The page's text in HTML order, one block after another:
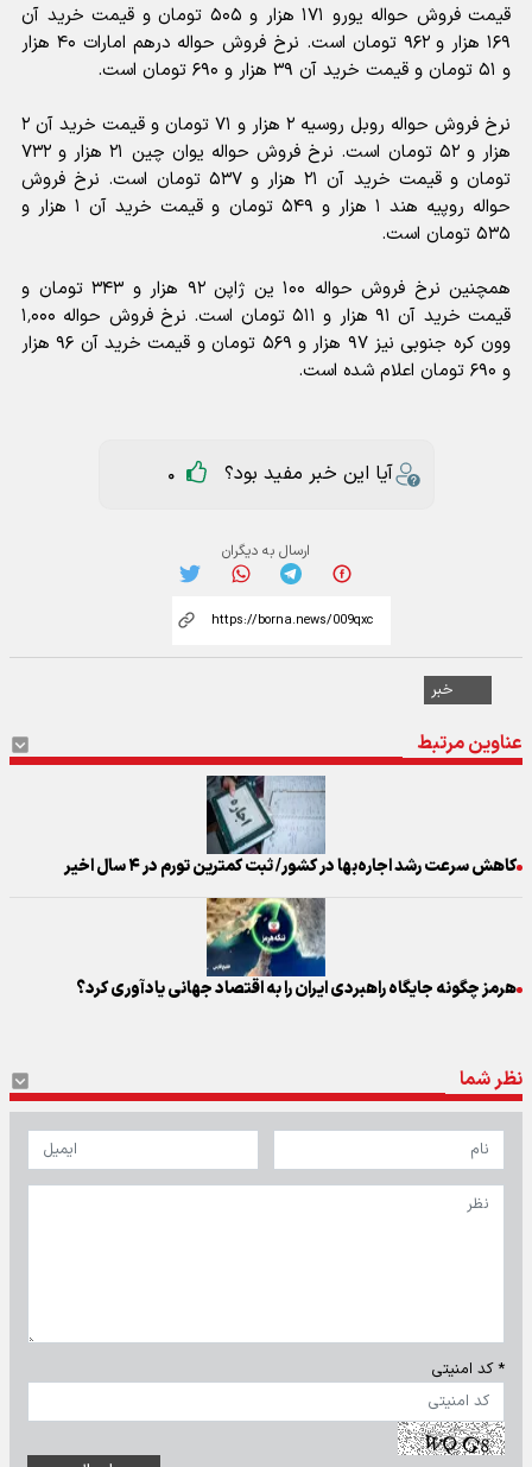
قیمت فروش حواله یورو ۱۷۱ هزار و ۵۰۵ تومان و قیمت خرید آن
۱۶۹ هزار و ۹۶۲ تومان است. نرخ فروش حواله درهم امارات ۴۰ هزار
و ۵۱ تومان و قیمت خرید آن ۳۹ هزار و ۶۹۰ تومان است.
نرخ فروش حواله روبل روسیه ۲ هزار و ۷۱ تومان و قیمت خرید آن ۲
هزار و ۵۲ تومان است. نرخ فروش حواله یوان چین ۲۱ هزار و ۷۳۲
تومان و قیمت خرید آن ۲۱ هزار و ۵۳۷ تومان است. نرخ فروش
حواله روپیه هند ۱ هزار و ۵۴۹ تومان و قیمت خرید آن ۱ هزار و
۵۳۵ تومان است.
همچنین نرخ فروش حواله ۱۰۰ ین ژاپن ۹۲ هزار و ۳۴۳ تومان و
قیمت خرید آن ۹۱ هزار و ۵۱۱ تومان است. نرخ فروش حواله ۱٬۰۰۰
وون کره جنوبی نیز ۹۷ هزار و ۵۶۹ تومان و قیمت خرید آن ۹۶ هزار
و ۶۹۰ تومان اعلام شده است.
آیا این خبر مفید بود؟ 0
ارسال به دیگران
خبر
عناوین مرتبط
کاهش سرعت رشد اجاره‌بها در کشور/ ثبت کمترین تورم در ۴ سال اخیر
هرمز چگونه جایگاه راهبردی ایران را به اقتصاد جهانی یادآوری کرد؟
نظر شما
* کد امنیتی